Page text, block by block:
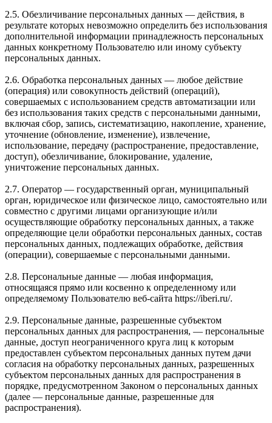
2.5. Обезличивание персональных данных — действия, в
результате которых невозможно определить без использования
дополнительной информации принадлежность персональных
данных конкретному Пользователю или иному субъекту
персональных данных.
2.6. Обработка персональных данных — любое действие
(операция) или совокупность действий (операций),
совершаемых с использованием средств автоматизации или
без использования таких средств с персональными данными,
включая сбор, запись, систематизацию, накопление, хранение,
уточнение (обновление, изменение), извлечение,
использование, передачу (распространение, предоставление,
доступ), обезличивание, блокирование, удаление,
уничтожение персональных данных.
2.7. Оператор — государственный орган, муниципальный
орган, юридическое или физическое лицо, самостоятельно или
совместно с другими лицами организующие и/или
осуществляющие обработку персональных данных, а также
определяющие цели обработки персональных данных, состав
персональных данных, подлежащих обработке, действия
(операции), совершаемые с персональными данными.
2.8. Персональные данные — любая информация,
относящаяся прямо или косвенно к определенному или
определяемому Пользователю веб-сайта https://iberi.ru/.
2.9. Персональные данные, разрешенные субъектом
персональных данных для распространения, — персональные
данные, доступ неограниченного круга лиц к которым
предоставлен субъектом персональных данных путем дачи
согласия на обработку персональных данных, разрешенных
субъектом персональных данных для распространения в
порядке, предусмотренном Законом о персональных данных
(далее — персональные данные, разрешенные для
распространения).